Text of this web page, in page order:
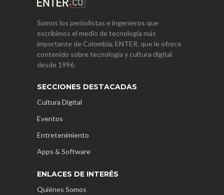
Somos los periodistas e ingenieros que
escribimos el medio de tecnología más
importante de Colombia, ENTER, que le ofrece
contenido sobre tecnología y cultura digital
desde 1996.
SECCIONES DESTACADAS
Cultura Digital
Eventos
Entretenimiento
Apps & Software
ENLACES DE INTERÉS
Quiénes Somos